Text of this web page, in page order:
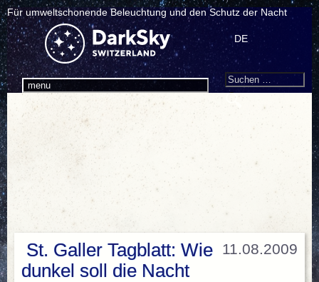
Für umweltschonende Beleuchtung und den Schutz der Nacht
menu
DE
Search
Suchen
11.08.2009
St. Galler Tagblatt: Wie
dunkel soll die Nacht